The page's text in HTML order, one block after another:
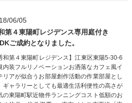
06/05
第４東陽町レジデンス専用庭付き
ご成約となりました。
和第４東陽町レジデンス】江東区東陽5-30-6
内装フルリノベーションお洒落なカフェ風イ
リアが似合うお部屋創作活動の作業部屋とし
ギャラリーとしても最適生活利便性の高さが
の東陽町駅近物件ランニングコスト低額のお